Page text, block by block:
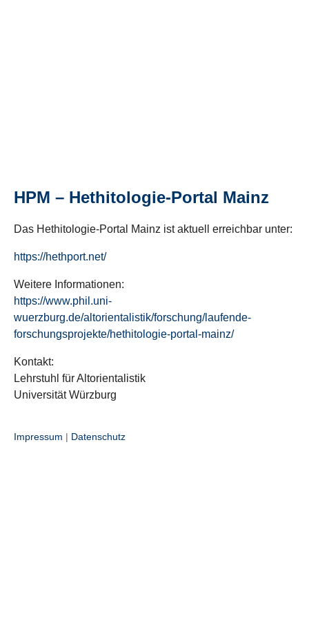
HPM – Hethitologie-Portal Mainz
Das Hethitologie-Portal Mainz ist aktuell erreichbar unter:
https://hethport.net/
Weitere Informationen:
https://www.phil.uni-
wuerzburg.de/altorientalistik/forschung/laufende-
forschungsprojekte/hethitologie-portal-mainz/
Kontakt:
Lehrstuhl für Altorientalistik
Universität Würzburg
Impressum | Datenschutz